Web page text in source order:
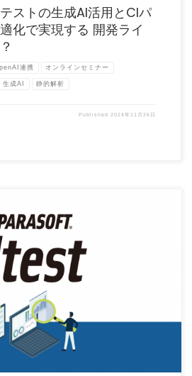
ストの生成AI活用とCIパ
化で実現する 開発ライ
連携 オンラインセミナー
生成AI 静的解析
Published 2024年11月26日
れました。 このリリースの主な変更点は以下の